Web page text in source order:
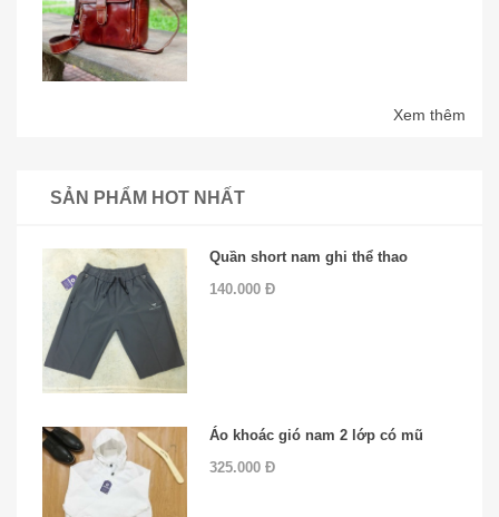
Xem thêm
SẢN PHẨM HOT NHẤT
Quần short nam ghi thể thao
140.000 Đ
Áo khoác gió nam 2 lớp có mũ
325.000 Đ